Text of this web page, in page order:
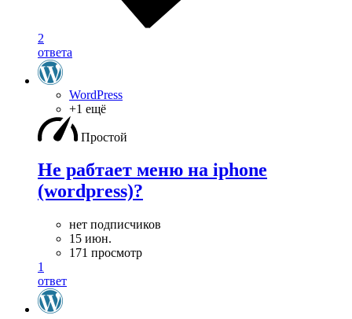
2
ответа
WordPress
+1 ещё
Простой
Не рабтает меню на iphone
(wordpress)?
нет подписчиков
15 июн.
171 просмотр
1
ответ